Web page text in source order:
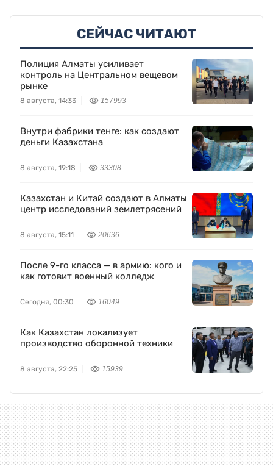
СЕЙЧАС ЧИТАЮТ
Полиция Алматы усиливает
контроль на Центральном вещевом
рынке
8 августа, 14:33 157993
Внутри фабрики тенге: как создают
деньги Казахстана
8 августа, 19:18 33308
Казахстан и Китай создают в Алматы
центр исследований землетрясений
8 августа, 15:11 20636
После 9-го класса — в армию: кого и
как готовит военный колледж
Сегодня, 00:30 16049
Как Казахстан локализует
производство оборонной техники
8 августа, 22:25 15939